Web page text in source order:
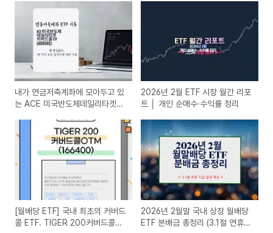
내가 연금저축계좌에 모아두고 있
는 ACE 미국반도체데일리타겟커
2026년 2월 ETF 시장 월간 리포
트 │ 개인 순매수·수익률 정리
[월배당 ETF] 국내 최초의 커버드
콜 ETF. TIGER 200커버드콜
2026년 2월말 국내 상장 월배당
ETF 분배금 총정리 (3.1절 연휴